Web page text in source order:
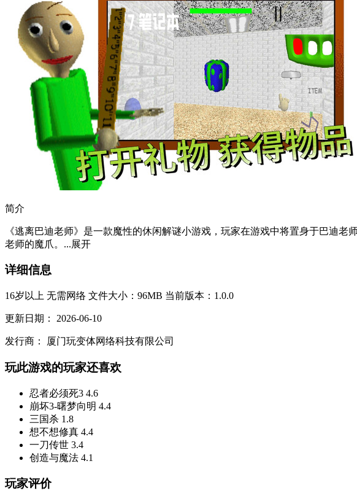
简介
《逃离巴迪老师》是一款魔性的休闲解谜小游戏，玩家在游戏中将置身于巴迪
老师的魔爪。...展开
详细信息
16岁以上 无需网络 文件大小：96MB 当前版本：1.0.0
更新日期： 2026-06-10
发行商： 厦门玩变体网络科技有限公司
玩此游戏的玩家还喜欢
忍者必须死3 4.6
崩坏3-曙梦向明 4.4
三国杀 1.8
想不想修真 4.4
一刀传世 3.4
创造与魔法 4.1
玩家评价